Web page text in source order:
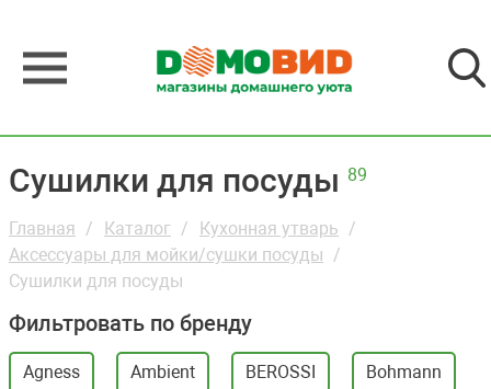
Сушилки для посуды 89
Главная Каталог
Кухонная утварь
Аксессуары для мойки/сушки посуды
Сушилки для посуды
Фильтровать по бренду
Agness Ambient BEROSSI Bohmann